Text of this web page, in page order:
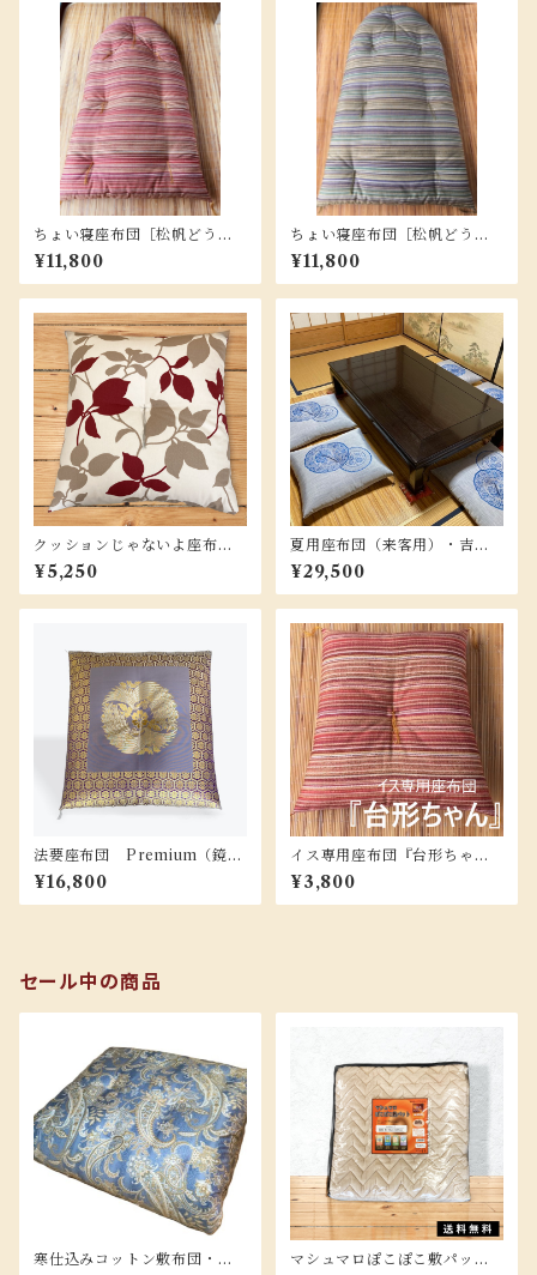
ちょい寝座布団［松帆どう太
くん］オレンジ /淡路島松帆銅
鐸グッズ
¥11,800
ちょい寝座布団［松帆どう太
くん］グリーン /淡路島松帆銅
鐸グッズ
¥11,800
クッションじゃないよ座布団
だよ！【リーフＱ】
¥5,250
夏用座布団（来客用）・吉祥
紬５枚組
¥29,500
法要座布団 Premium（鏡鳳
凰） 中わた/インド綿100％
¥16,800
イス専用座布団『台形ちゃ
ん』Ｌサイズ （カラー：オ
レンジ・グリーン）
¥3,800
セール中の商品
寒仕込みコットン敷布団・Ｓ
マシュマロぽこぽこ敷パッド/